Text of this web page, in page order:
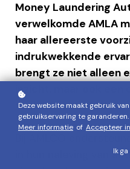
Money Laundering
verwelkomde AMLA
haar allereerste
indrukwekkende
brengt ze niet alleen
inzicht, maar ook een
toekomst van AML-
in hun naleving van
Deze website maakt gebruik
gebruikservaring te garanderen.
Meer informatie of Accepteer
Ik